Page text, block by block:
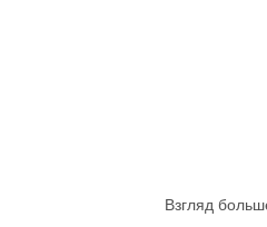
Взгляд